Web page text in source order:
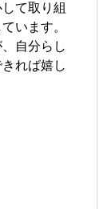
て取り組
います。
自分らし
れば嬉し